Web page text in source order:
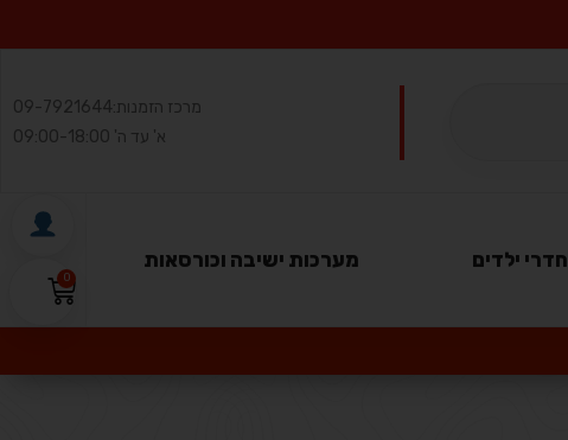
מרכז הזמנות:09-7921644
א' עד ה' 09:00-18:00
חדרי ילדים מערכות ישיבה וכורסאות
0